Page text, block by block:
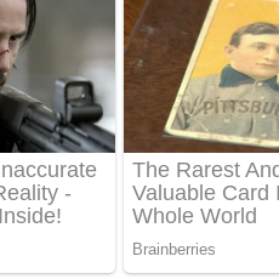
පෙළ
පෙළ
දිලෙනා ගීතයේ පද පෙළ
ගීතයේ පද පෙළ